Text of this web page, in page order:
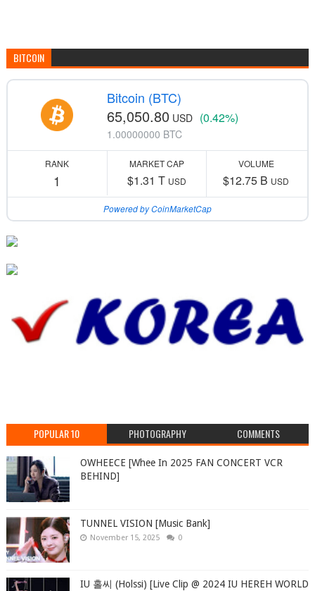
BITCOIN
Bitcoin (BTC)
65,050.80 USD (0.42%)
1.00000000 BTC
RANK
1
MARKET CAP
$1.31 T USD
VOLUME
$12.75 B USD
Powered by CoinMarketCap
POPULAR 10 PHOTOGRAPHY COMMENTS
OWHEECE [Whee In 2025 FAN CONCERT VCR
BEHIND]
TUNNEL VISION [Music Bank]
November 15, 2025 0
IU 홀씨 (Holssi) [Live Clip @ 2024 IU HEREH WORLD